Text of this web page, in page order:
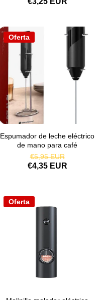
Oferta
Espumador de leche eléctrico
de mano para café
€5,95 EUR
€4,35 EUR
Oferta